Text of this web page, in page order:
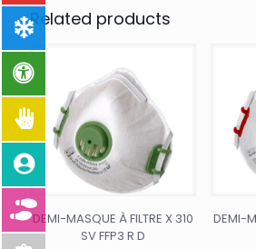
Related products
DEMI-MASQUE À FILTRE X 310
SV FFP3 R D
DEMI-